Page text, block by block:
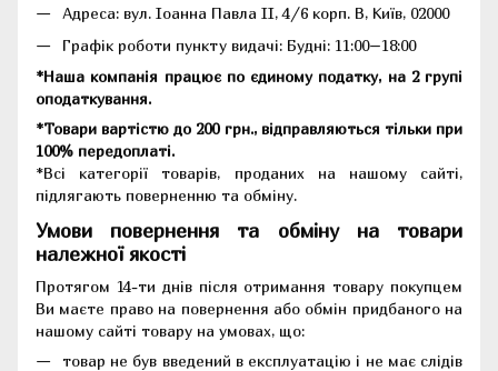
Адреса: вул. Іоанна Павла II, 4/6 корп. В, Київ, 02000
Графік роботи пункту видачі: Будні: 11:00–18:00
*Наша компанія працює по єдиному податку, на 2 групі
оподаткування.
*Товари вартістю до 200 грн., відправляються тільки при
100% передоплаті.
*Всі категорії товарів, проданих на нашому сайті,
підлягають поверненню та обміну.
Умови повернення та обміну на товари
належної якості
Протягом 14-ти днів після отримання товару покупцем
Ви маєте право на повернення або обмін придбаного на
нашому сайті товару на умовах, що:
товар не був введений в експлуатацію і не має слідів